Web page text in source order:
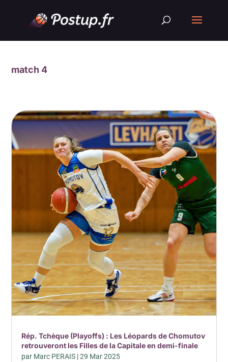
match 4
Rép. Tchèque (Playoffs) : Les Léopards de Chomutov
retrouveront les Filles de la Capitale en demi-finale
par Marc PERAIS |29 Mar 2025